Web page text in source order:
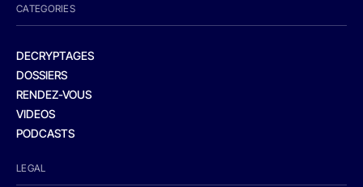
CATEGORIES
DECRYPTAGES
DOSSIERS
RENDEZ-VOUS
VIDEOS
PODCASTS
LEGAL